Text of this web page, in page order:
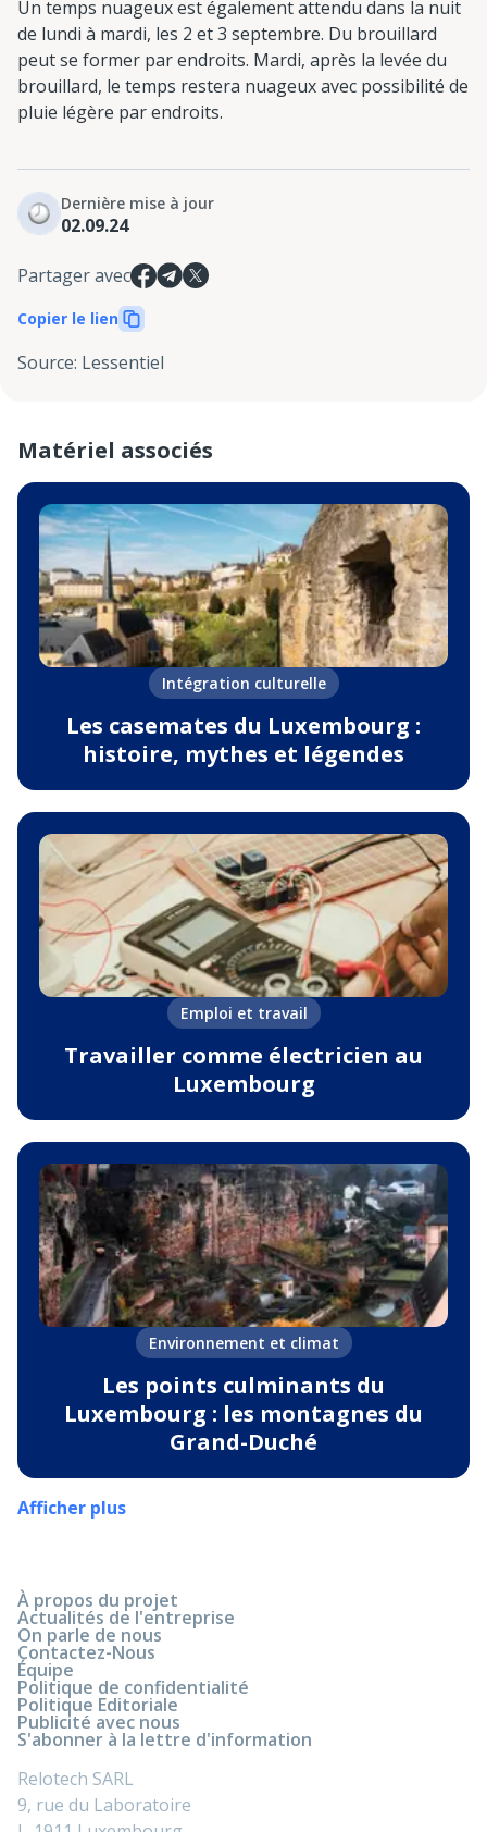
Un temps nuageux est également attendu dans la nuit
de lundi à mardi, les 2 et 3 septembre. Du brouillard
peut se former par endroits. Mardi, après la levée du
brouillard, le temps restera nuageux avec possibilité de
pluie légère par endroits.
Dernière mise à jour
02.09.24
Partager avec
Copier le lien
Source: Lessentiel
Matériel associés
Intégration culturelle
Les casemates du Luxembourg :
histoire, mythes et légendes
Emploi et travail
Travailler comme électricien au
Luxembourg
Environnement et climat
Les points culminants du
Luxembourg : les montagnes du
Grand-Duché
Afficher plus
À propos du projet
Actualités de l'entreprise
On parle de nous
Contactez-Nous
Équipe
Politique de confidentialité
Politique Editoriale
Publicité avec nous
S'abonner à la lettre d'information
Relotech SARL
9, rue du Laboratoire